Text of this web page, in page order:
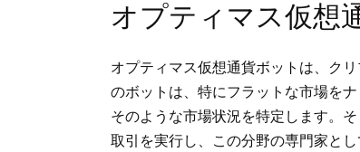
オプティマス仮想
オプティマス仮想通貨ボットは、ク
のボットは、特にフラットな市場を
そのような市場状況を特定します。
取引を実行し、この分野の専門家とし